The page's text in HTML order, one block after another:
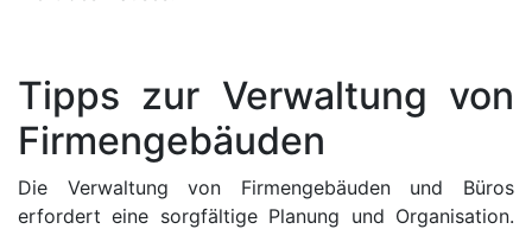
Tipps zur Verwaltung von
Firmengebäuden
Die Verwaltung von Firmengebäuden und Büros
erfordert eine sorgfältige Planung und Organisation.